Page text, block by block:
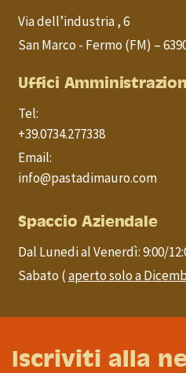
Via dell’industria , 6
San Marco - Fermo (FM) –
Uffici
Tel:
+39.0734.277338
Email:
info@pastadimauro.com
Spaccio Aziendale
Dal Lunedi al Venerdì: 9:00/
Sabato (aperto solo a
Iscriviti alla